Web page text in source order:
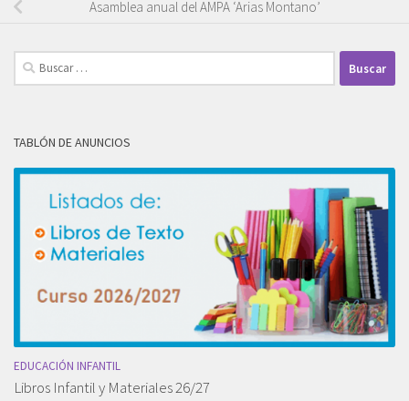
Asamblea anual del AMPA ‘Arias Montano’
Buscar:
TABLÓN DE ANUNCIOS
EDUCACIÓN INFANTIL
Libros Infantil y Materiales 26/27